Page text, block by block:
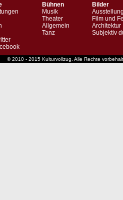
Bühnen
Musik
Theater
Allgemein
Tanz
Bilder
Film und
Architektur
Subjektiv
© 2010 - 2015 Kulturvollzug. Alle Rechte